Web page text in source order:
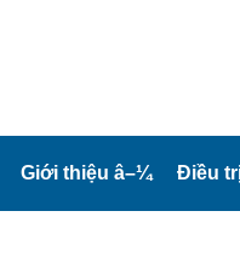
Giới thiệu â–¼ Điều